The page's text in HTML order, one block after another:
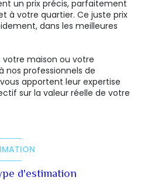
un prix précis, parfaitement
à votre quartier. Ce juste prix
dans les meilleures
maison ou votre
professionnels de
apportent leur expertise
sur la valeur réelle de votre
d'estimation